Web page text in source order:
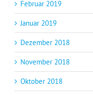
Februar 2019
Januar 2019
Dezember 2018
November 2018
Oktober 2018